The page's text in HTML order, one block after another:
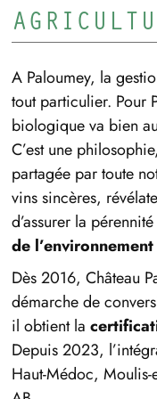
A Paloumey, la
tout particulier. Pour
biologique va bien
C’est une
partagée par toute
vins sincères,
d’assurer la
de
Dès 2016, Château
démarche de
il obtient la
Depuis 2023,
Haut-Médoc,